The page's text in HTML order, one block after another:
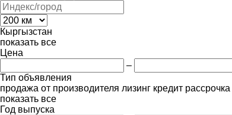
Кыргызстан
показать все
Цена
–
Тип объявления
продажа от производителя лизинг кредит рассрочка
показать все
Год выпуска